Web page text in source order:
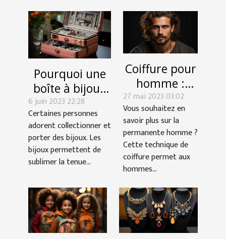
Pourquoi une
boîte à bijoux
est-elle
indispensable ?
6 juin 2023 22:28
Certaines personnes
adorent collectionner et
porter des bijoux. Les
bijoux permettent de
sublimer la tenue...
Coiffure pour
homme :
quoi
comprendre
de la
permanente
?
27 mai 2023 03:02
Vous souhaitez en
savoir plus sur la
permanente homme ?
Cette technique de
coiffure permet aux
hommes...